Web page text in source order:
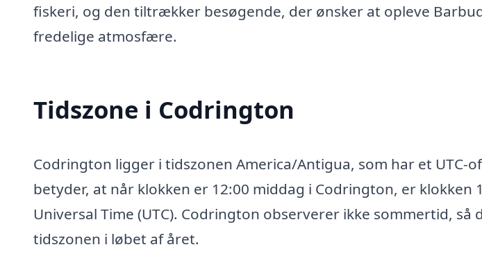
fiskeri, og den tiltrækker besøgende, der ønsker at opleve
fredelige atmosfære.
Tidszone i Codrington
Codrington ligger i tidszonen America/Antigua, som har et UTC-
betyder, at når klokken er 12:00 middag i Codrington, er klokken
Universal Time (UTC). Codrington observerer ikke sommertid,
tidszonen i løbet af året.